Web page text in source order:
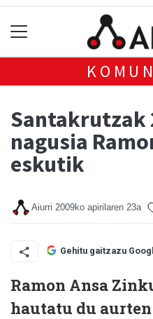
Santakrutzak
nagusia
eskutik
Aiurri 2009ko apirilaren 23a
Gehitu gaitzazu
Ramon Ansa
hautatu du